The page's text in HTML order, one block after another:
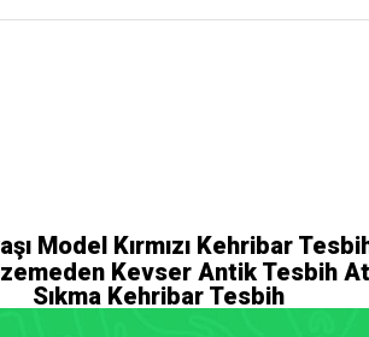
Model Kırmızı Kehribar
Kevser Antik Tesbih
Sıkma Kehribar Tesbih